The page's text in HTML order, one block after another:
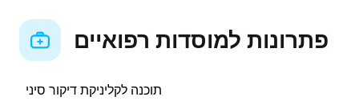
פתרונות למוסדות רפואיים
תוכנה לקליניקת דיקור סיני